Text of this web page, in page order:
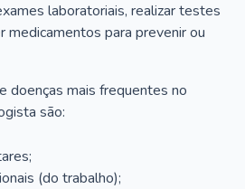
laboratoriais, realizar testes
medicamentos para prevenir ou
doenças mais frequentes no
são:
(do trabalho);